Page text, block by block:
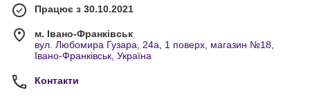
Працює з 30.10.2021
м. Івано-Франківськ
вул. Любомира Гузара, 24а, 1 поверх, магазин №18,
Івано-Франківськ, Україна
Контакти